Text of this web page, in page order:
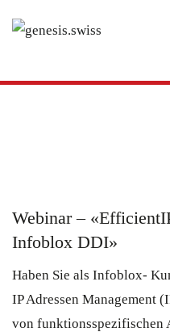
Webinar –
Infoblox DDI»
Haben Sie als Infoblox-
IP Adressen Management
von funktionsspezifischen